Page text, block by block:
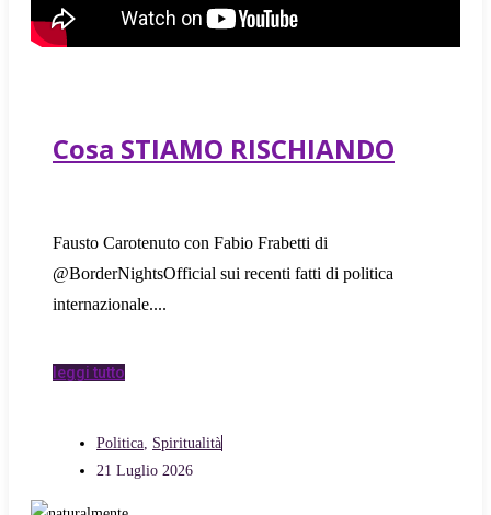
Cosa STIAMO RISCHIANDO
Fausto Carotenuto con Fabio Frabetti di
@BorderNightsOfficial sui recenti fatti di politica
internazionale.
leggi tutto
Politica Spiritualità
21 Luglio 2026